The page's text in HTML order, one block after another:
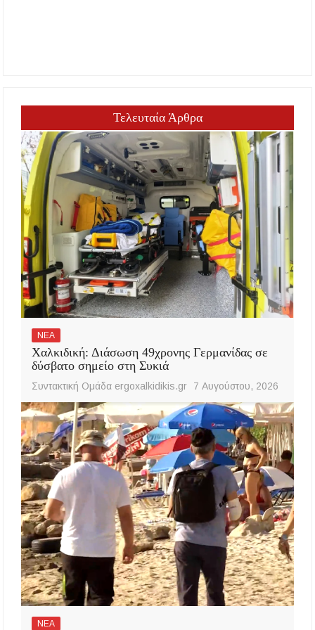
Τελευταία Άρθρα
ΝΕΑ
Χαλκιδική: Διάσωση 49χρονης Γερμανίδας σε
δύσβατο σημείο στη Συκιά
Συντακτική Ομάδα ergoxalkidikis.gr 7 Αυγούστου, 2026
ΝΕΑ